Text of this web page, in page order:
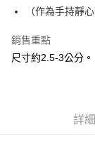
悠遊付
ATM付款
（作為手持靜
銷售重點
尺寸約2.5-3公分。
詳